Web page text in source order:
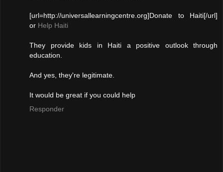
[url=http://universallearningcentre.org]Donate to Haiti[/url]
or Help Haiti
They provide kids in Haiti a positive outlook through
education.
And yes, they're legitimate.
It would be great if you could help
Responder